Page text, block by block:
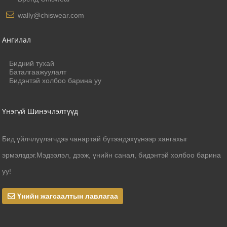
wally@chiswear.com
Ангилал
Бидний тухай
Баталгаажуулалт
Бидэнтэй холбоо барина уу
Үнэгүй Шинэчлэлтүүд
Бид үйлчлүүлэгчдээ чанартай бүтээгдэхүүнээр хангахыг
эрмэлздэг.Мэдээлэл, дээж, үнийн санал, бидэнтэй холбоо барина
уу!
Үнийн жагсаалтын лавлагаа